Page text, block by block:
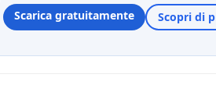
Scarica gratuitamente Scopri di